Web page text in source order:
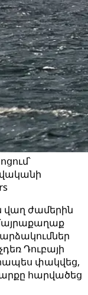
վաղ ժամերին
Դուբայի
փակվեց,
հարվածեց